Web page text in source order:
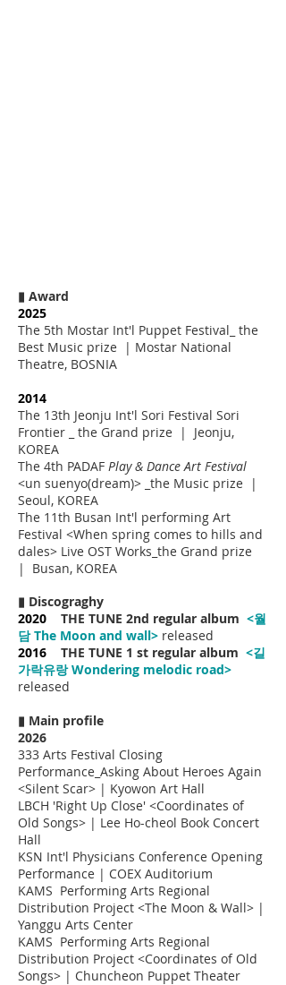
▮ Award
2025
The 5th Mostar Int'l Puppet Festival_ the
Best Music prize | Mostar National
Theatre, BOSNIA
2014
The 13th Jeonju Int'l Sori Festival Sori
Frontier _ the Grand prize | Jeonju,
KOREA
The 4th PADAF Play & Dance Art Festival
<un suenyo(dream)> _the Music prize |
Seoul, KOREA
The 11th Busan Int'l performing Art
Festival <When spring comes to hills and
dales> Live OST Works_the Grand prize
| Busan, KOREA
▮ Discograghy
2020
THE TUNE 2nd regular album <월
담 The Moon and wall> released
2016
THE TUNE 1 st regular album <길
가락유랑 Wondering melodic road>
released
▮ Main profile
2026
333 Arts Festival Closing
Performance_Asking About Heroes Again
<Silent Scar> | Kyowon Art Hall
LBCH 'Right Up Close' <Coordinates of
Old Songs> | Lee Ho-cheol Book Concert
Hall
KSN Int'l Physicians Conference Opening
Performance | COEX Auditorium
KAMS Performing Arts Regional
Distribution Project <The Moon & Wall> |
Yanggu Arts Center
KAMS Performing Arts Regional
Distribution Project <Coordinates of Old
Songs> | Chuncheon Puppet Theater